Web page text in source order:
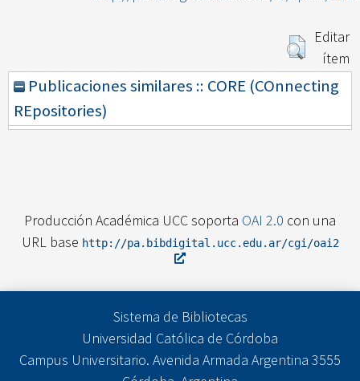
Editar
ítem
Publicaciones similares :: CORE (COnnecting
REpositories)
Producción Académica UCC soporta OAI 2.0 con una
URL base http://pa.bibdigital.ucc.edu.ar/cgi/oai2
Sistema de Bibliotecas
Universidad Católica de Córdoba
Campus Universitario. Avenida Armada Argentina 3555